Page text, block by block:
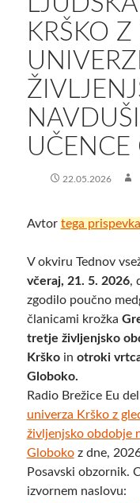
KRŠKO
UČENCE
22.05.2026
Avtor tega prispevka
V okviru Tednov
včeraj, 21. 5. 2026,
zgodilo poučno
članicami krožka
tretje življenjsko
Krškoin otroki
Globoko.
Radio Brežice Eu
univerza Krško z
življenjsko obdobje
Globokoz dne,
Posavski obzornik.
izvornem naslovu: